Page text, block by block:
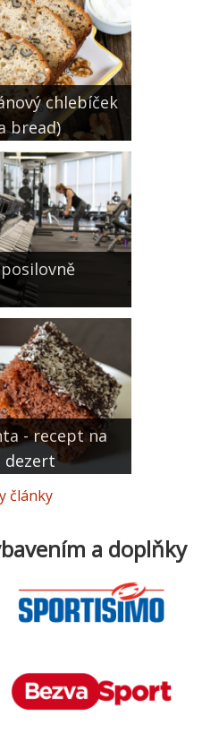
chlebíček
bread)
- recept na
dezert
články
a doplňky